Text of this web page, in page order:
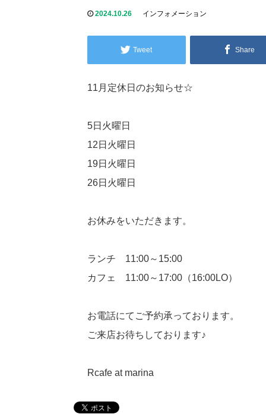
2024.10.26 インフォメーション
Tweet Share
11月定休日のお知らせ☆
5日火曜日
12日火曜日
19日火曜日
26日火曜日
お休みをいただきます。
ランチ 11:00～15:00
カフェ 11:00～17:00（16:00LO）
お電話にてご予約承っております。
ご来店お待ちしております♪
Rcafe at marina